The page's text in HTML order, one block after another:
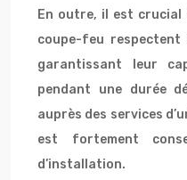
En outre, il est crucial
coupe-feu respectent
garantissant leur
pendant une durée
auprès des services
est fortement
d’installation.